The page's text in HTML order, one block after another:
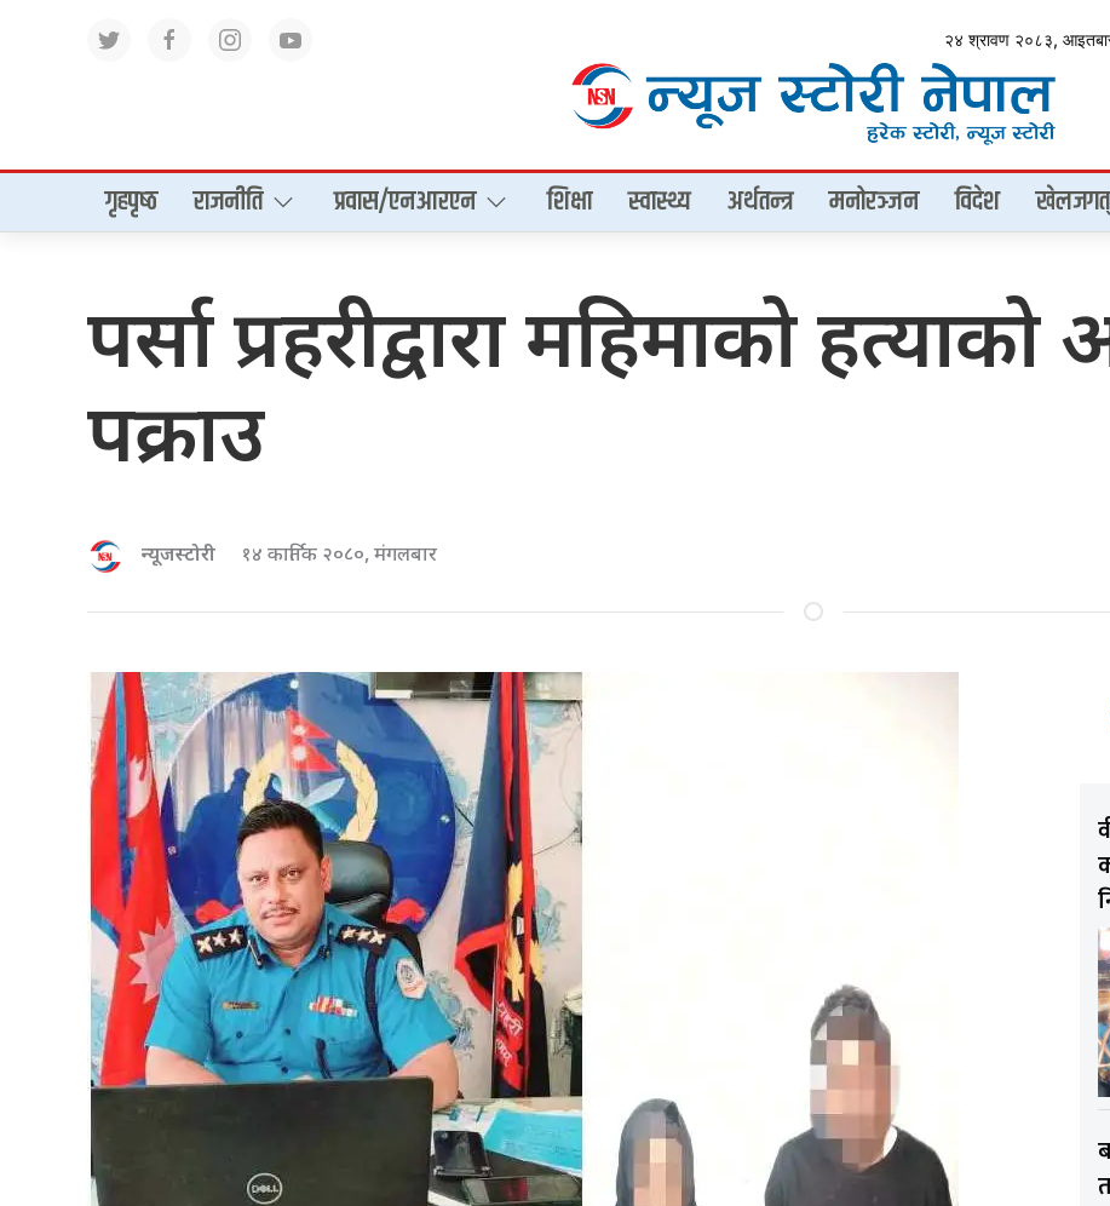
२४ श्रावण २०८३,
गृहपृष्‍ठ राजनीति प्रवास/एनआरएन शिक्षा स्वास्थ्य अर्थतन्त्र मनोरञ्जन विदेश खेलजगत्
पर्सा प्रहरीद्वारा महिमाको
पक्राउ
न्यूजस्टोरी १४ कार्तिक २०८०, मंगलबार